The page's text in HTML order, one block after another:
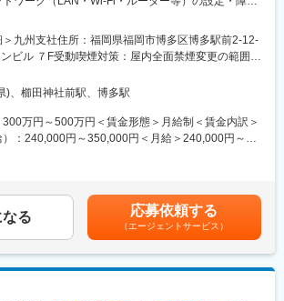
経験を活かし全国3,000院超の歯科医院をサポートい
ーク・ハードウェアのトラブル対応経験がある方
ルをそのまま活かせるポジションです。
なく、現地に出向き根本から解決する「現地対応型
して、医療現場のインフラを支えていただきま
内容
いき、PC・iPad・プリンター等のトラブルを復旧
等ネットワーク障害の原因究明・調整・設定変更
＞九州支社住所：福岡県福岡市博多区博多駅前2-12-
ビル ７F受動喫煙対策：屋内全面禁煙変更の範囲：
業所
)、櫛田神社前駅、博多駅
300万円～500万円＜賃金形態＞月給制＜賃金内訳＞
）：240,000円～350,000円＜月給＞240,000円～
額)は固定手当を含めた表記です。
る 応募依頼する
（エージェントサービス）